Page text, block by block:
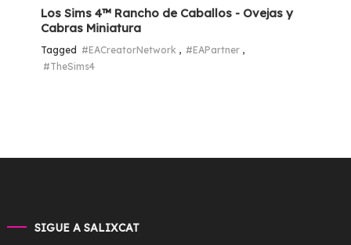
Los Sims 4™ Rancho de Caballos - Ovejas y
Cabras Miniatura
Tagged #EACreatorNetwork , #EAPartner ,
#TheSims4
SIGUE A SALIXCAT